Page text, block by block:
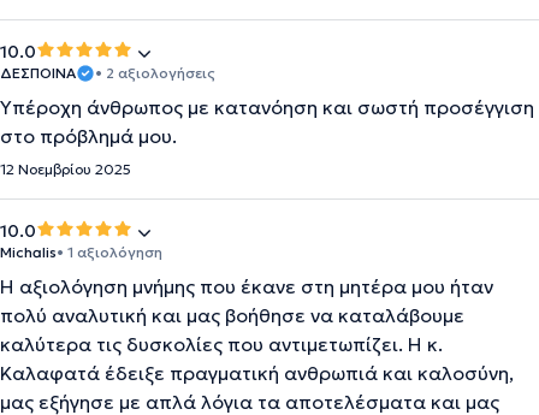
10.0
ΔΕΣΠΟΙΝΑ • 2 αξιολογήσεις
Υπέροχη άνθρωπος με κατανόηση και σωστή προσέγγιση
στο πρόβλημά μου.
12 Νοεμβρίου 2025
10.0
Michalis• 1 αξιολόγηση
Η αξιολόγηση μνήμης που έκανε στη μητέρα μου ήταν
πολύ αναλυτική και μας βοήθησε να καταλάβουμε
καλύτερα τις δυσκολίες που αντιμετωπίζει. Η κ.
Καλαφατά έδειξε πραγματική ανθρωπιά και καλοσύνη,
μας εξήγησε με απλά λόγια τα αποτελέσματα και μας